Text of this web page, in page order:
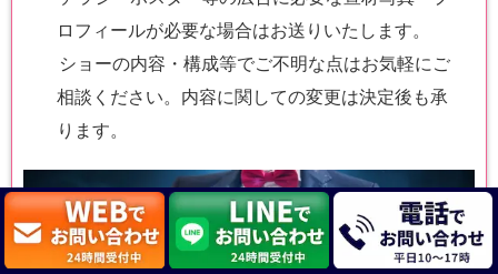
ロフィールが必要な場合はお送りいたします。
ショーの内容・構成等でご不明な点はお気軽にご
相談ください。内容に関しての変更は決定後も承
ります。